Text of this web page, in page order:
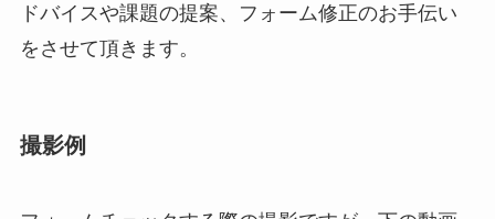
ドバイスや課題の提案、フォーム修正のお手伝い
をさせて頂きます。
撮影例